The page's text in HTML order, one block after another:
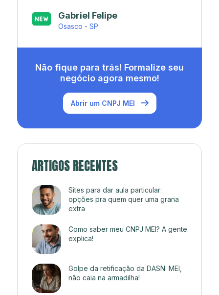
Japa’s açaí e sorveteria
Rio de Janeiro - RJ
Não fique para trás! Formalize seu
negócio agora mesmo!
Abrir um CNPJ MEI
ARTIGOS RECENTES
Sites para dar aula particular:
opções pra quem quer uma grana
extra
Como saber meu CNPJ MEI? A gente
explica!
Golpe da retificação da DASN: MEI,
não caia na armadilha!